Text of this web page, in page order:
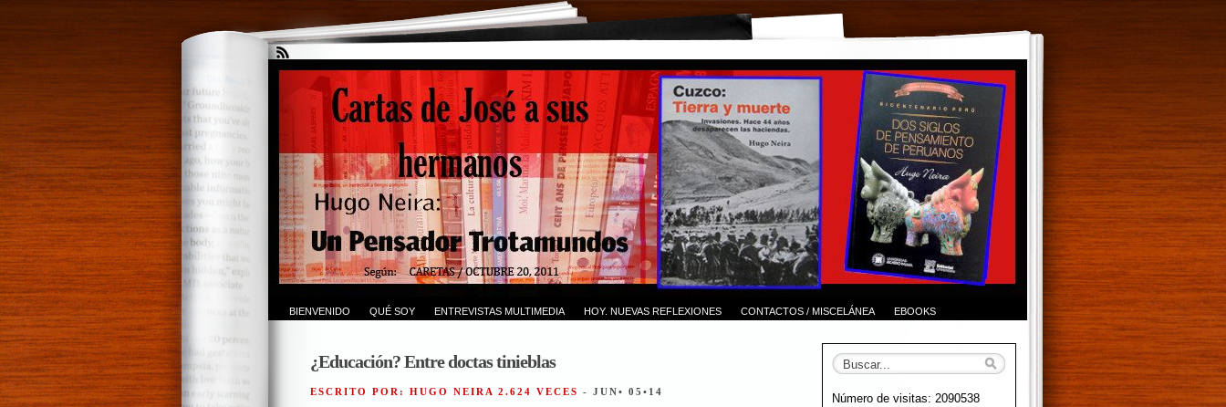
BIENVENIDO QUÉ SOY ENTREVISTAS MULTIMEDIA HOY. NUEVAS REFLEXIONES CONTACTOS / MISCELÁNEA EBOOKS
¿Educación? Entre doctas tinieblas
ESCRITO POR: HUGO NEIRA 2.624 VECES - JUN• 05•14
Número de visitas: 2090538